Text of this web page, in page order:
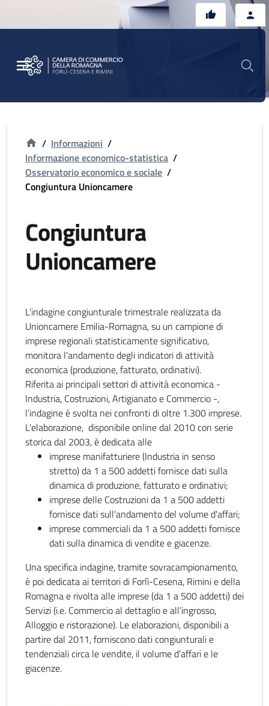
/ Informazioni /
Informazione economico-statistica /
Osservatorio economico e sociale /
Congiuntura Unioncamere
Congiuntura
Unioncamere
L’indagine congiunturale trimestrale realizzata da
Unioncamere Emilia-Romagna, su un campione di
imprese regionali statisticamente significativo,
monitora l'andamento degli indicatori di attività
economica (produzione, fatturato, ordinativi).
Riferita ai principali settori di attività economica -
Industria, Costruzioni, Artigianato e Commercio -,
l’indagine è svolta nei confronti di oltre 1.300 imprese.
L'elaborazione, disponibile online dal 2010 con serie
storica dal 2003, è dedicata alle
imprese manifatturiere (Industria in senso
stretto) da 1 a 500 addetti fornisce dati sulla
dinamica di produzione, fatturato e ordinativi;
imprese delle Costruzioni da 1 a 500 addetti
fornisce dati sull'andamento del volume d'affari;
imprese commerciali da 1 a 500 addetti fornisce
dati sulla dinamica di vendite e giacenze.
Una specifica indagine, tramite sovracampionamento,
è poi dedicata ai territori di Forlì-Cesena, Rimini e della
Romagna e rivolta alle imprese (da 1 a 500 addetti) dei
Servizi (i.e. Commercio al dettaglio e all’ingrosso,
Alloggio e ristorazione). Le elaborazioni, disponibili a
partire dal 2011, forniscono dati congiunturali e
tendenziali circa le vendite, il volume d’affari e le
giacenze.